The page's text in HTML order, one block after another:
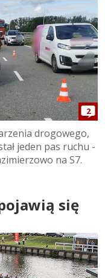
2
drogowego,
jeden pas ruchu -
na S7.
się